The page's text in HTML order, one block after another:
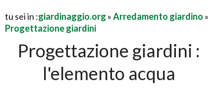
tu sei in :giardinaggio.org »Arredamento giardino »
Progettazione giardini
Progettazione giardini :
l'elemento acqua